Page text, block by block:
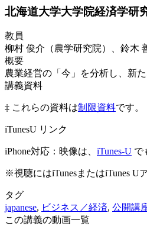
北海道大学大学院経済学
教員
柳村 俊介（農学研究院）、鈴木
概要
農業経営の「今」を分析し、新
講義資料
‡ これらの資料は制限資料です。
iTunesU リンク
iPhone対応：映像は、 iTunes-U で
※視聴にはiTunesまたはiTunes U
タグ
japanese, ビジネス／経済, 公開講
この講義の動画一覧